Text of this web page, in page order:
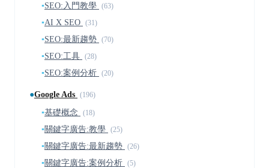
▪SEO:入門教學 (63)
▪AI X SEO (31)
▪SEO:最新趨勢 (70)
▪SEO:工具 (28)
▪SEO:案例分析 (20)
●Google Ads (196)
▪基礎概念 (18)
▪關鍵字廣告:教學 (25)
▪關鍵字廣告:最新趨勢 (26)
▪關鍵字廣告:案例分析 (5)